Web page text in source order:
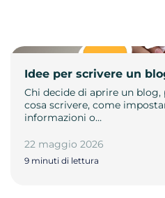
Idee per scrivere un
Chi decide di aprire un
cosa scrivere, come
informazioni o…
22 maggio 2026
9 minuti di lettura